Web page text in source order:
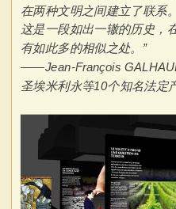
在两种文明之间建立了联系
这是一段如出一辙的历史，
有如此多的相似之处。”
——Jean-François
圣埃米利永等10个知名法定